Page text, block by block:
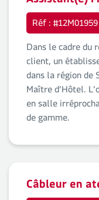
Réf : #12M01959
Dans le cadre du
client, un
dans la région de
Maître d’Hôtel.
en salle
de gamme.
Câbleur en